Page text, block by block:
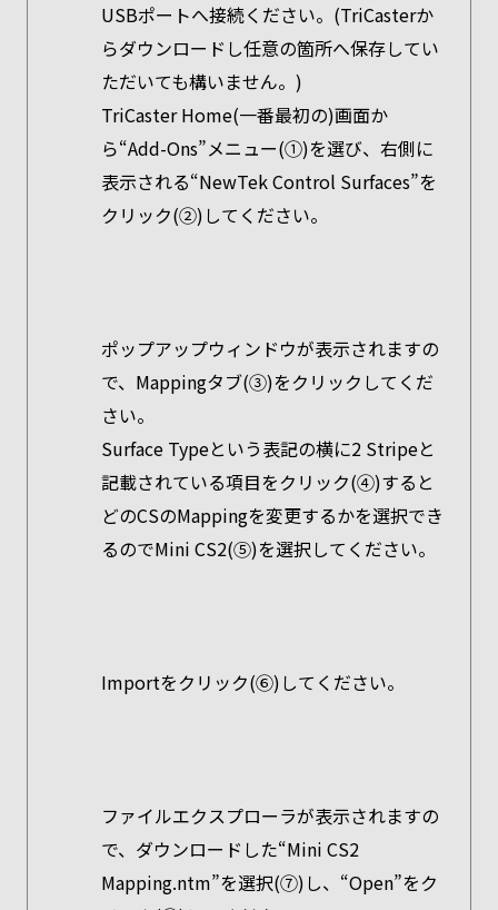
USBポートへ接続ください。(TriCasterか
らダウンロードし任意の箇所へ保存してい
ただいても構いません。)
TriCaster Home(一番最初の)画面か
ら“Add-Ons”メニュー(①)を選び、右側に
表示される“NewTek Control Surfaces”を
クリック(②)してください。
ポップアップウィンドウが表示されますの
で、Mappingタブ(③)をクリックしてくだ
さい。
Surface Typeという表記の横に2 Stripeと
記載されている項目をクリック(④)すると
どのCSのMappingを変更するかを選択でき
るのでMini CS2(⑤)を選択してください。
Importをクリック(⑥)してください。
ファイルエクスプローラが表示されますの
で、ダウンロードした“Mini CS2
Mapping.ntm”を選択(⑦)し、“Open”をク